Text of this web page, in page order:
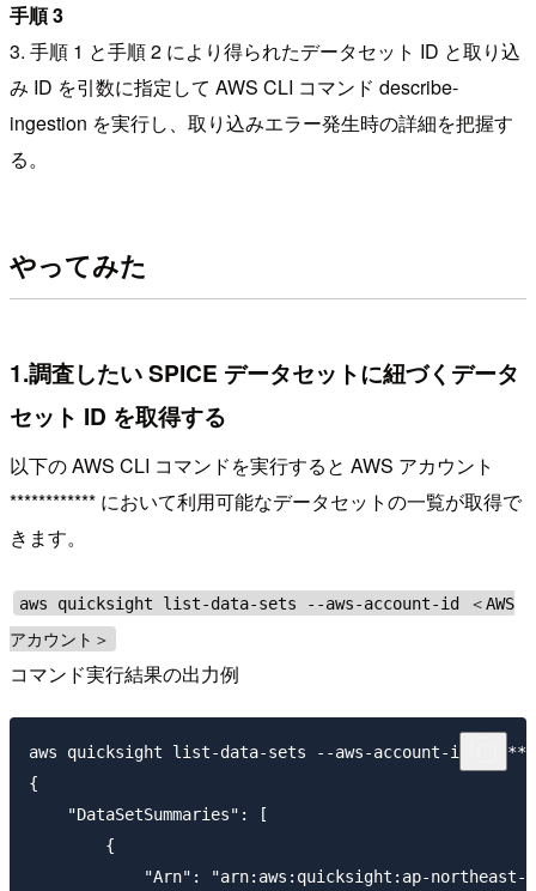
手順 3
3. 手順 1 と手順 2 により得られたデータセット ID と取り込
み ID を引数に指定して AWS CLI コマンド describe-
ingestion を実行し、取り込みエラー発生時の詳細を把握す
る。
やってみた
1.調査したい SPICE データセットに紐づくデータ
セット ID を取得する
以下の AWS CLI コマンドを実行すると AWS アカウント
************ において利用可能なデータセットの一覧が取得で
きます。
aws quicksight list-data-sets --aws-account-id ＜AWS
アカウント＞
コマンド実行結果の出力例
aws quicksight list-data-sets --aws-account-id
{
    "DataSetSummaries": [
        {
"Arn": "arn:aws:quicksight:ap-